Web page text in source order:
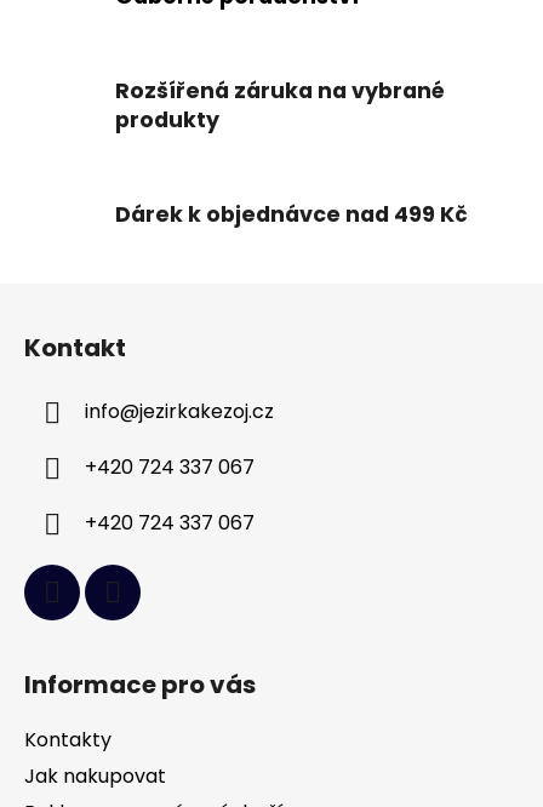
p
k
i
Rozšířená záruka na vybrané
produkty
Dárek k objednávce nad 499 Kč
Kontakt
info@jezirkakezoj.cz
+420 724 337 067
+420 724 337 067
Informace pro vás
Kontakty
Jak nakupovat